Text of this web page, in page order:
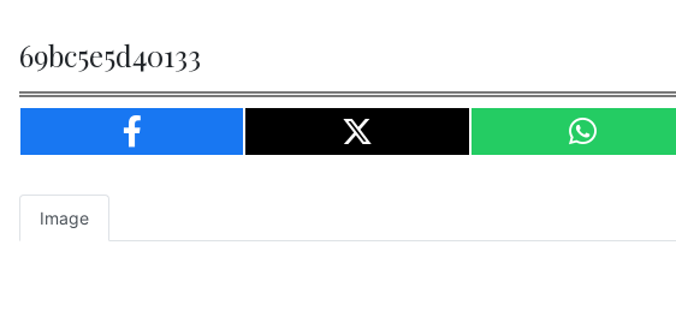
69bc5e5d40133
Image